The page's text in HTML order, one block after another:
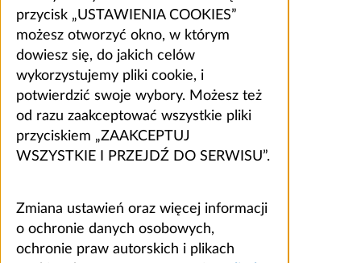
przycisk „USTAWIENIA COOKIES”
możesz otworzyć okno, w którym
dowiesz się, do jakich celów
wykorzystujemy pliki cookie, i
potwierdzić swoje wybory. Możesz też
od razu zaakceptować wszystkie pliki
przyciskiem „ZAAKCEPTUJ
WSZYSTKIE I PRZEJDŹ DO SERWISU”.
Zmiana ustawień oraz więcej informacji
o ochronie danych osobowych,
ochronie praw autorskich i plikach